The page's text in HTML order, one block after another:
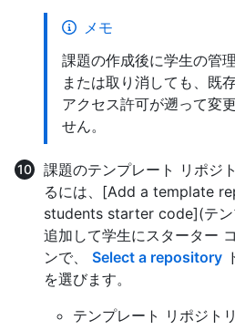
メモ
課題の作成後に学生の管
または取り消しても、既
アクセス許可が遡って変
せん。
課題のテンプレート リポジ
るには、[Add a template
students starter code](テン
追加して学生にスターター
ンで、 Select a repository
を選びます。
テンプレート リポジト